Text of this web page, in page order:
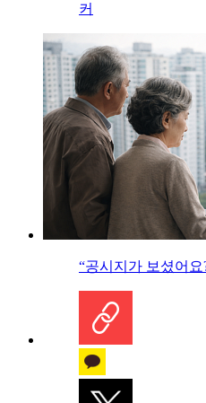
커
“공시지가 보셨어